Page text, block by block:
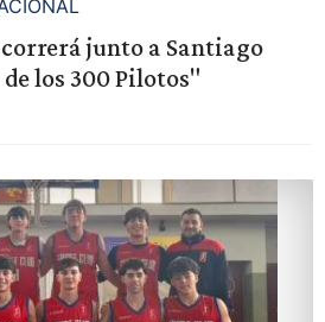
junto a Santiago
los 300 Pilotos"